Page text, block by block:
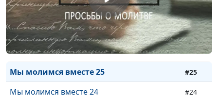
Мы молимся вместе 28
Мы молимся вместе 27 #27
Мы молимся вместе 26 #26
Мы молимся вместе 25 #25
Мы молимся вместе 24 #24